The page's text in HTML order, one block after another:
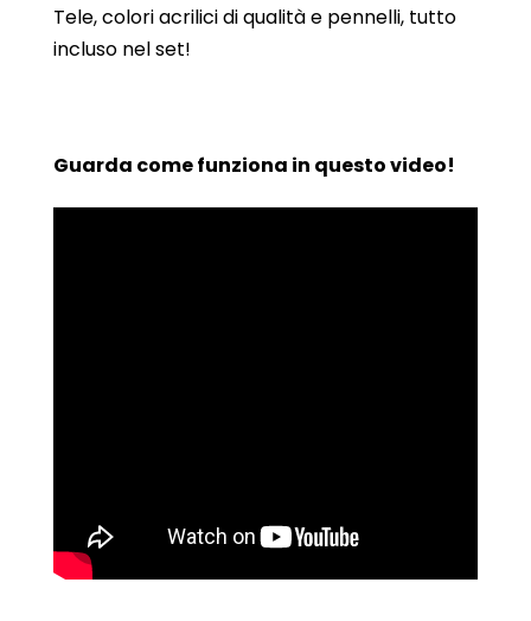
Tele, colori acrilici di qualità e pennelli, tutto
incluso nel set!
Guarda come funziona in questo video!